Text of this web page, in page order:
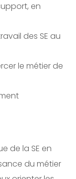
en
des SE au
le métier de
de la SE en
du métier